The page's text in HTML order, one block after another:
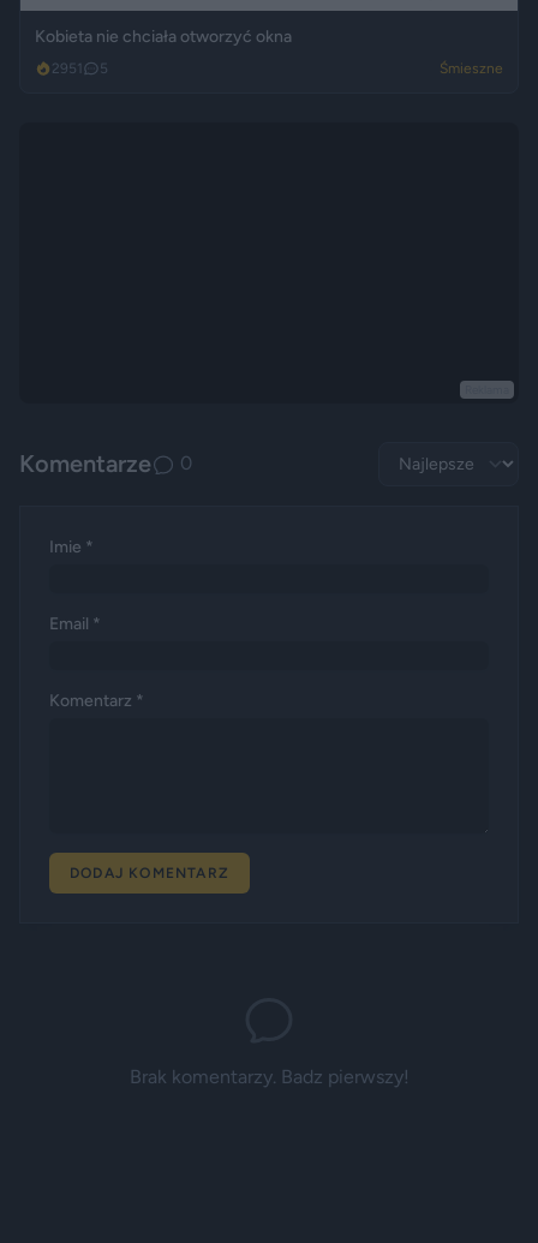
Kobieta nie chciała otworzyć okna
2951 5 Śmieszne
Komentarze 0
Imie *
Email *
Komentarz *
DODAJ KOMENTARZ
Brak komentarzy. Badz pierwszy!